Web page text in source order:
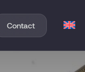
Contact